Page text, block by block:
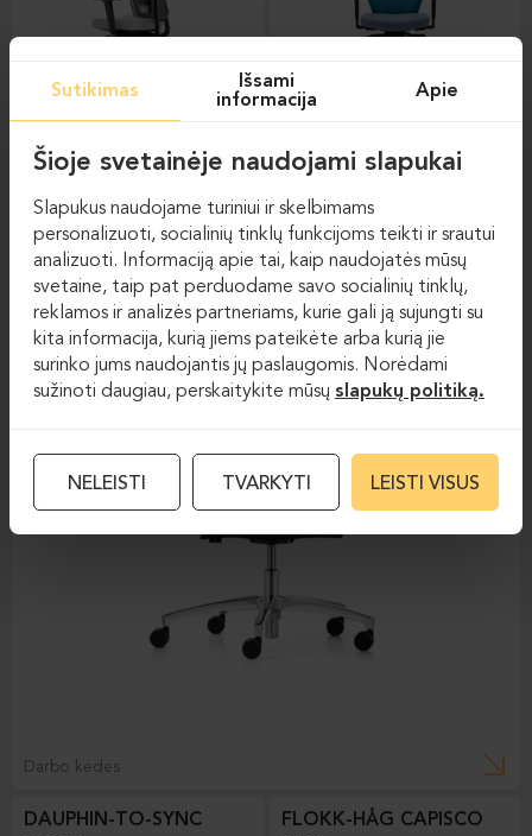
Darbo kėdės Darbo kėdės
DAUPHIN-STILO
Darbo kėdės
DAUPHIN-TO-SYNC
FLOKK-HÅG CAPISCO
Sutikimas
Išsami
informacija
Apie
Šioje svetainėje naudojami slapukai
Slapukus naudojame turiniui ir skelbimams
personalizuoti, socialinių tinklų funkcijoms teikti ir srautui
analizuoti. Informaciją apie tai, kaip naudojatės mūsų
svetaine, taip pat perduodame savo socialinių tinklų,
reklamos ir analizės partneriams, kurie gali ją sujungti su
kita informacija, kurią jiems pateikėte arba kurią jie
surinko jums naudojantis jų paslaugomis. Norėdami
sužinoti daugiau, perskaitykite mūsų slapukų politiką.
NELEISTI TVARKYTI LEISTI VISUS